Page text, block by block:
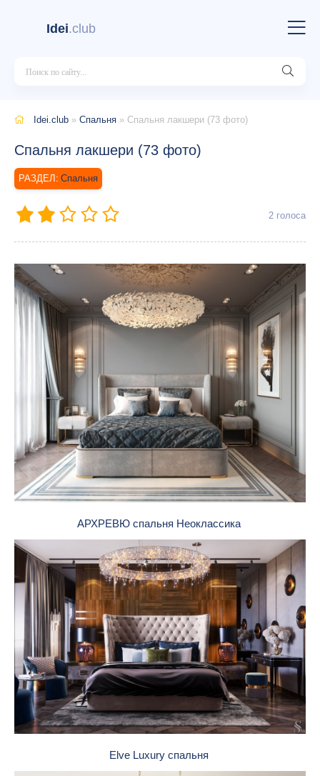
Idei.club
Idei.club » Спальня » Спальня лакшери (73 фото)
Спальня лакшери (73 фото)
Спальня
2 голоса
АРХРЕВЮ спальня Неоклассика
Elve Luxury спальня